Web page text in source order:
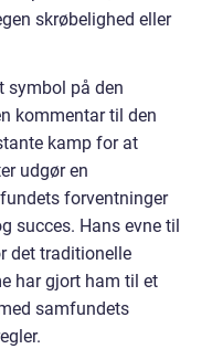
skrøbelighed eller
symbol på den
kommentar til den
kamp for at
udgør en
forventninger
succes. Hans evne til
det traditionelle
har gjort ham til et
samfundets